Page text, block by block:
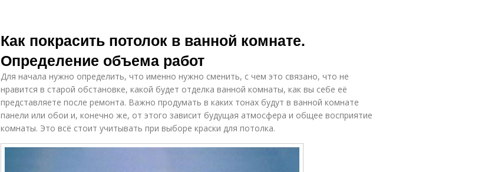
Как покрасить потолок в ванной комнате.
Определение объема работ
Для начала нужно определить, что именно нужно сменить, с чем это связано, что не
нравится в старой обстановке, какой будет отделка ванной комнаты, как вы себе её
представляете после ремонта. Важно продумать в каких тонах будут в ванной комнате
панели или обои и, конечно же, от этого зависит будущая атмосфера и общее восприятие
комнаты. Это всё стоит учитывать при выборе краски для потолка.